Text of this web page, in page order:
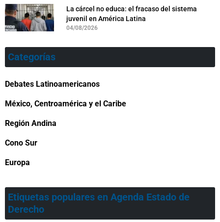
La cárcel no educa: el fracaso del sistema
juvenil en América Latina
04/08/2026
Categorías
Debates Latinoamericanos
México, Centroamérica y el Caribe
Región Andina
Cono Sur
Europa
Etiquetas populares en Agenda Estado de
Derecho